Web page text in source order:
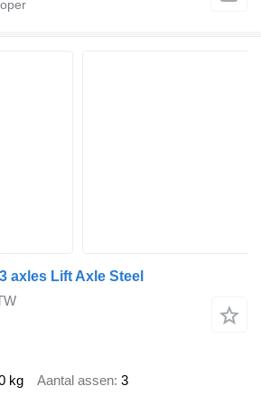
axles Lift Axle Steel
kg Aantal assen 3